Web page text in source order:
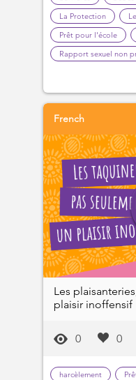
La Protection
Prêt pour l'école
Rapport sexuel non
French
Les
plaisir inoffensif
0 0
harcèlement